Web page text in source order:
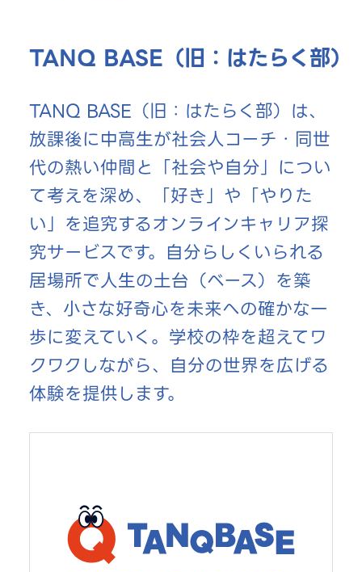
TANQ BASE（旧：はたらく部）
TANQ BASE（旧：はたらく部）は、
放課後に中高生が社会人コーチ・同世
代の熱い仲間と「社会や自分」につい
て考えを深め、「好き」や「やりた
い」を追究するオンラインキャリア探
究サービスです。自分らしくいられる
居場所で人生の土台（ベース）を築
き、小さな好奇心を未来への確かな一
歩に変えていく。学校の枠を超えてワ
クワクしながら、自分の世界を広げる
体験を提供します。